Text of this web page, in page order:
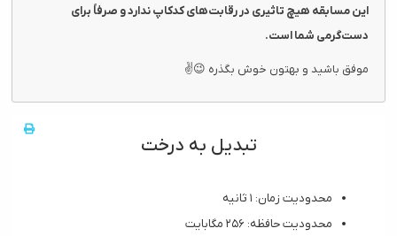
این مسابقه هیچ تاثیری در رقابت‌های کدکاپ ندارد و صرفاً برای
دست‌گرمی شما است.
موفق باشید و بهتون خوش بگذره 😉✌
تبدیل به درخت
محدودیت زمان: ۱ ثانیه
محدودیت حافظه: ۲۵۶ مگابایت